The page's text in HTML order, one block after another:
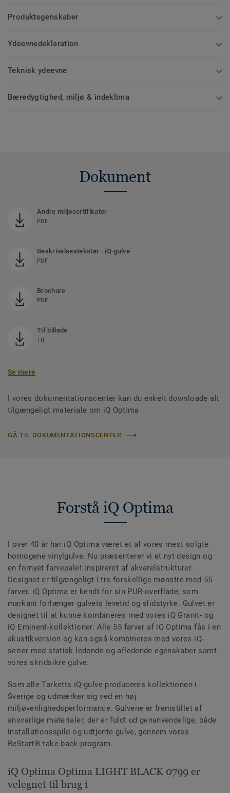
Produktegenskaber
Ydeevnedeklaration
Teknisk ydeevne
Bæredygtighed, miljø & indeklima
Dokument
Andre miljøcertifikater
PDF
Beskrivelsestekster - iQ-gulve
PDF
Brochure
PDF
Tif billede
TIF
Se mere
I vores dokumentationscenter kan du enkelt downloade alt
tilgængeligt materiale om iQ Optima
GÅ TIL DOKUMENTATIONSCENTER
Forstå iQ Optima
I over 40 år har iQ Optima været et af vores mest solgte
homogene vinylgulve. Nu præsenterer vi et nyt design og
en fornyet farvepalet inspireret af akvarelstrukturer.
Designet er tilgængeligt i tre forskellige mønstre med 55
farver. iQ Optima er kendt for sin PUR-overflade, som
markant forlænger gulvets levetid og slidstyrke. Gulvet er
designet til at kunne kombineres med vores iQ Granit- og
iQ Eminent-kollektioner. Alle 55 farver af iQ Optima fås i en
akustikversion og kan også kombineres med vores iQ-
serier med statisk ledende og afledende egenskaber samt
vores skridsikre gulve.
Som alle Tarketts iQ-gulve produceres kollektionen i
Sverige og udmærker sig ved en høj
miljøvenlighedsperformance. Gulvene er fremstillet af
ansvarlige materialer, der er fuldt ud genanvendelige, både
installationsspild og udtjente gulve, gennem vores
ReStart® take back-program.
iQ Optima Optima LIGHT BLACK 0799 er
velegnet til brug i